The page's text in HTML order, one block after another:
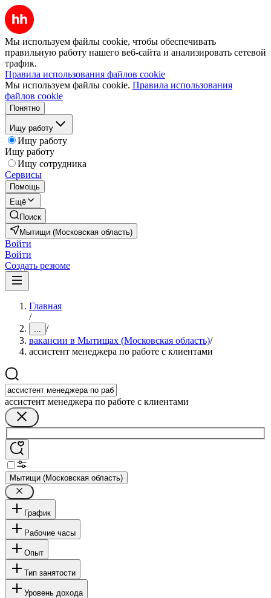
Мы используем файлы cookie, чтобы обеспечивать
правильную работу нашего веб-сайта и анализировать сетевой
трафик.
Правила использования файлов cookie
Мы используем файлы cookie. Правила использования
файлов cookie
Понятно
Ищу работу
Ищу работу
Ищу работу
Ищу сотрудника
Сервисы
Помощь
Ещё
Поиск
Мытищи (Московская область)
Войти
Войти
Создать резюме
Главная
/
... /
вакансии в Мытищах (Московская область)/
ассистент менеджера по работе с клиентами
ассистент менеджера по работе с клиентами
Мытищи (Московская область)
График
Рабочие часы
Опыт
Тип занятости
Уровень дохода